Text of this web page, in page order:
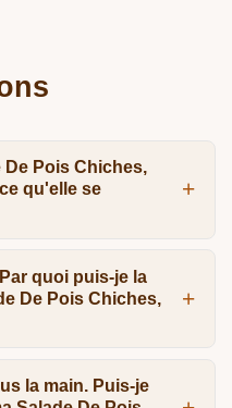
De Pois Chiches,
qu'elle se
quoi puis-je la
De Pois Chiches,
la main. Puis-je